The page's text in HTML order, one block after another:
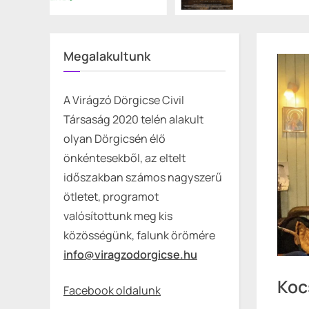
Megalakultunk
A Virágzó Dörgicse Civil
Társaság 2020 telén alakult
olyan Dörgicsén élő
önkéntesekből, az eltelt
időszakban számos nagyszerű
ötletet, programot
valósítottunk meg kis
közösségünk, falunk örömére
info@viragzodorgicse.hu
Facebook oldalunk